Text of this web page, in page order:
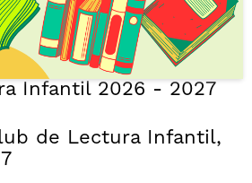
Infantil 2026 - 2027
de Lectura Infantil,